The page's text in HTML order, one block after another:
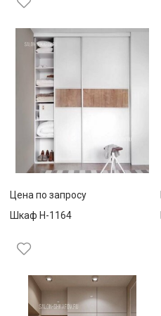
Цена по запросу
Шкаф Н-1164